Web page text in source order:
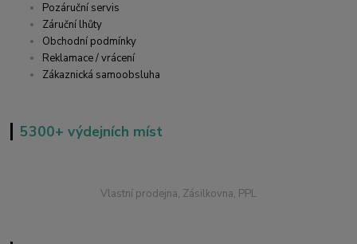
Pozáruční servis
Záruční lhůty
Obchodní podmínky
Reklamace / vrácení
Zákaznická samoobsluha
5300+ výdejních míst
Vlastní prodejna, Zásilkovna, PPL